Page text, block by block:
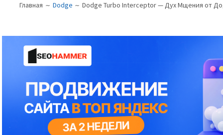
МЕНЮ
САЙТЕ
(ХЛЕБНЫЕ
КРОШКИ)
Главная Dodge Dodge Turbo Interceptor — Дух Мщения от